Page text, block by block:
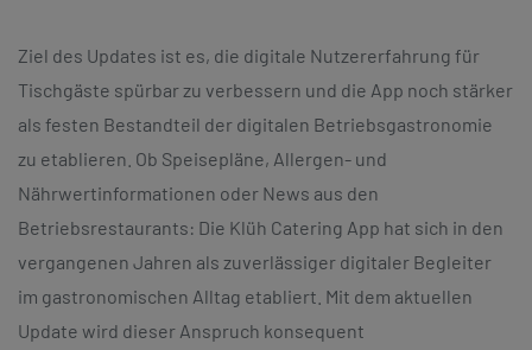
Ziel des Updates ist es, die digitale Nutzererfahrung für
Tischgäste spürbar zu verbessern und die App noch stärker
als festen Bestandteil der digitalen Betriebsgastronomie
zu etablieren. Ob Speisepläne, Allergen- und
Nährwertinformationen oder News aus den
Betriebsrestaurants: Die Klüh Catering App hat sich in den
vergangenen Jahren als zuverlässiger digitaler Begleiter
im gastronomischen Alltag etabliert. Mit dem aktuellen
Update wird dieser Anspruch konsequent